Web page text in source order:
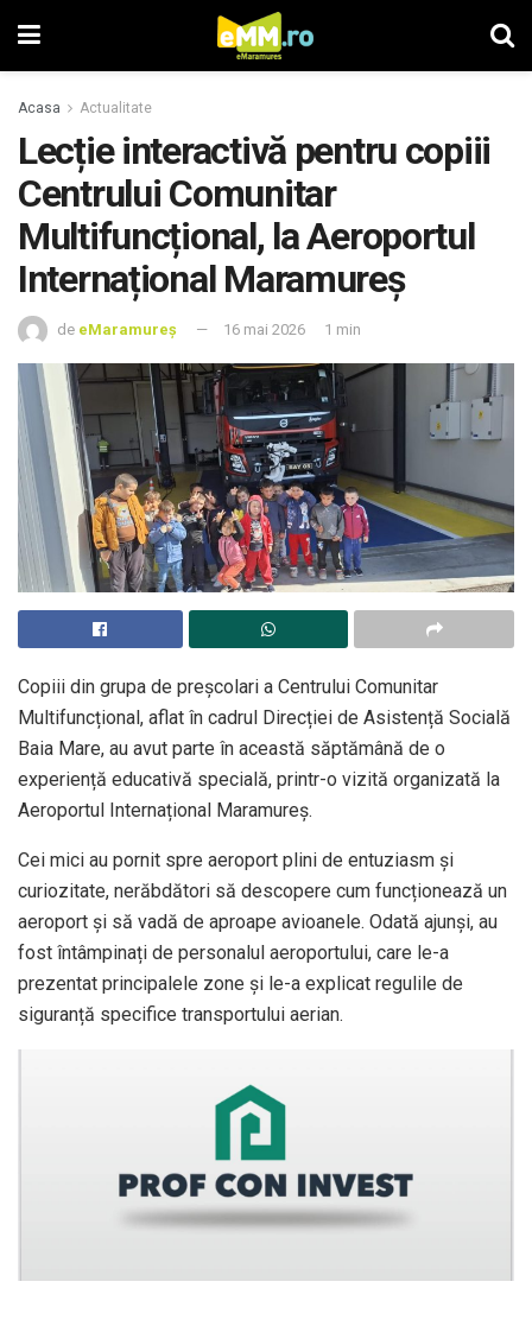
Acasa Actualitate
Lecție interactivă pentru copiii
Centrului Comunitar
Multifuncțional, la Aeroportul
Internațional Maramureș
de eMaramureș 16 mai 2026 1 min
Copiii din grupa de preșcolari a Centrului Comunitar
Multifuncțional, aflat în cadrul Direcției de Asistență Socială
Baia Mare, au avut parte în această săptămână de o
experiență educativă specială, printr-o vizită organizată la
Aeroportul Internațional Maramureș.
Cei mici au pornit spre aeroport plini de entuziasm și
curiozitate, nerăbdători să descopere cum funcționează un
aeroport și să vadă de aproape avioanele. Odată ajunși, au
fost întâmpinați de personalul aeroportului, care le-a
prezentat principalele zone și le-a explicat regulile de
siguranță specifice transportului aerian.